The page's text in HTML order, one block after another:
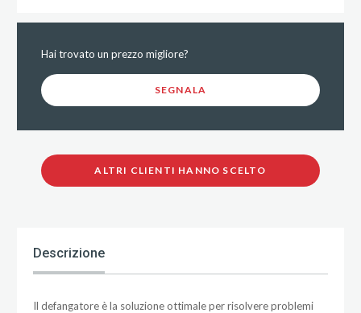
Hai trovato un prezzo migliore?
SEGNALA
ALTRI CLIENTI HANNO SCELTO
Descrizione
Il defangatore è la soluzione ottimale per risolvere problemi